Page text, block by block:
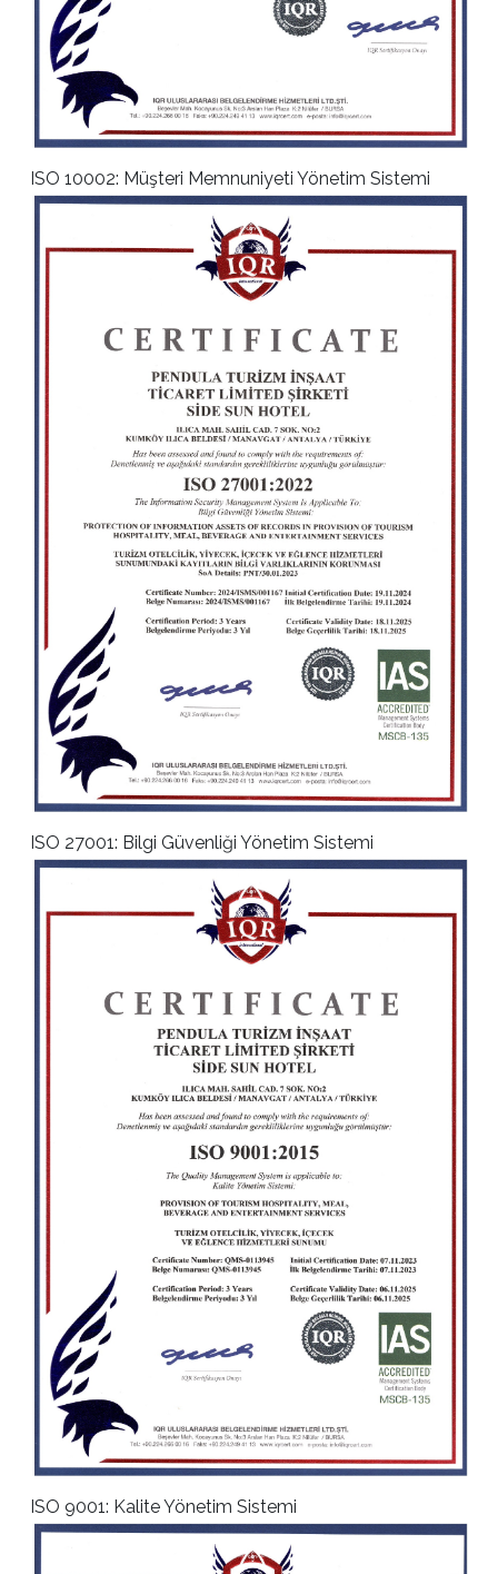
ISO 10002: Müşteri Memnuniyeti Yönetim Sistemi
ISO 27001: Bilgi Güvenliği Yönetim Sistemi
ISO 9001: Kalite Yönetim Sistemi